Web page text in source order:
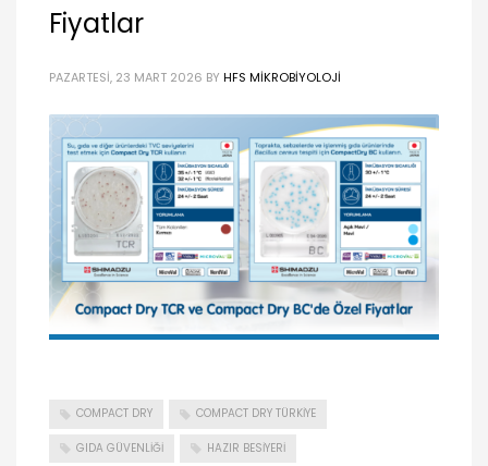
Fiyatlar
PAZARTESI, 23 MART 2026 BY HFS MIKROBIYOLOJI
COMPACT DRY COMPACT DRY TÜRKIYE
GIDA GÜVENLIĞI HAZIR BESIYERI